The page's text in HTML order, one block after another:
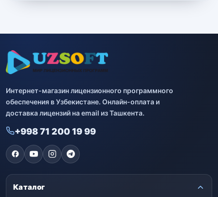
Интернет-магазин лицензионного программного
обеспечения в Узбекистане. Онлайн-оплата и
доставка лицензий на email из Ташкента.
+998 71 200 19 99
Каталог